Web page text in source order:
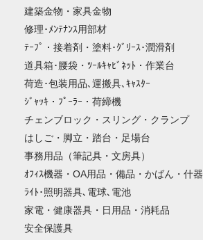
建築金物・家具金物
修理･ﾒﾝﾃﾅﾝｽ用部材
ﾃｰﾌﾟ・接着剤・塗料･ｸﾞﾘｰｽ･潤滑剤
道具箱･腰袋・ﾂｰﾙｷｬﾋﾞﾈｯﾄ・作業台
荷造･包装用品､運搬具､ｷｬｽﾀｰ
ｼﾞｬｯｷ・ﾌﾟｰﾗｰ・荷締機
チェンブロック・スリング・クランプ
はしご・脚立・踏台・足場台
事務用品（筆記具・文房具）
ｵﾌｨｽ機器・OA用品・備品・かばん・什器
ﾗｲﾄ･照明器具､電球､電池
家電・健康器具・日用品・消耗品
安全保護具